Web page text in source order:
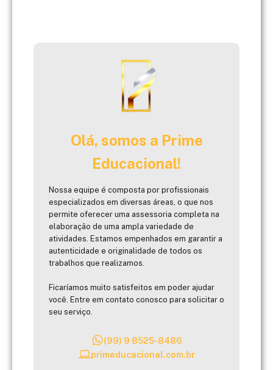
Olá, somos a Prime
Educacional!
Nossa equipe é composta por profissionais
especializados em diversas áreas, o que nos
permite oferecer uma assessoria completa na
elaboração de uma ampla variedade de
atividades. Estamos empenhados em garantir a
autenticidade e originalidade de todos os
trabalhos que realizamos.
Ficaríamos muito satisfeitos em poder ajudar
você. Entre em contato conosco para solicitar o
seu serviço.
(99) 9 8525-8486
primeducacional.com.br